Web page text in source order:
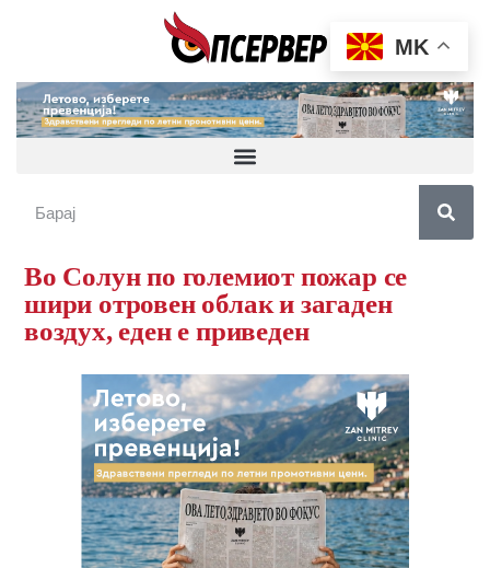
Во Солун по големиот пожар се
шири отровен облак и загаден
воздух, еден е приведен
MK